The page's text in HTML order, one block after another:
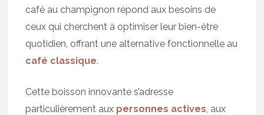
café au champignon répond aux besoins de
ceux qui cherchent à optimiser leur bien-être
quotidien, offrant une alternative fonctionnelle au
café classique.
Cette boisson innovante s’adresse
particulièrement aux personnes actives , aux